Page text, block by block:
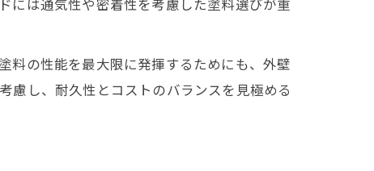
料の性能を最大限に発揮するためにも、外壁
慮し、耐久性とコストのバランスを見極める